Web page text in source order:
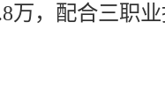
万，配合三职